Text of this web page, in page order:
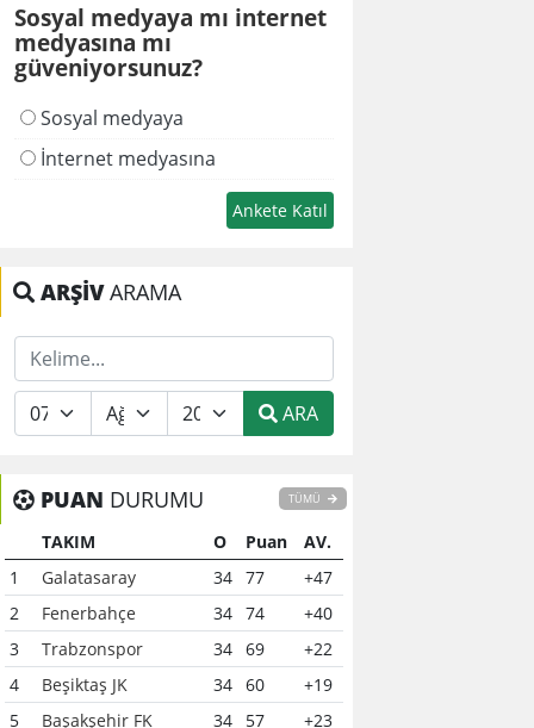
Sosyal medyaya mı internet
medyasına mı
güveniyorsunuz?
Sosyal medyaya
İnternet medyasına
ARŞİVARAMA
ARA
PUAN DURUMU TÜMÜ
TAKIM O Puan
AV.
1
Galatasaray 34 77
+47
2
Fenerbahçe 34 74
+40
3
Trabzonspor 34 69
+22
4
Beşiktaş JK 34 60
+19
5
Başakşehir FK 34 57
+23